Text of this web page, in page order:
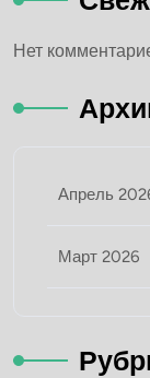
Нет
Апрель
Март 2026